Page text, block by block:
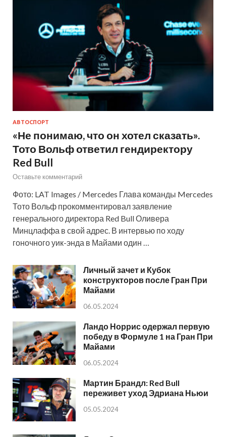
АВТОСПОРТ
«Не понимаю, что он хотел сказать».
Тото Вольф ответил гендиректору
Red Bull
Оставьте комментарий
Фото: LAT Images / Mercedes Глава команды Mercedes
Тото Вольф прокомментировал заявление
генерального директора Red Bull Оливера
Минцлаффа в свой адрес. В интервью по ходу
гоночного уик-энда в Майами один …
Личный зачет и Кубок
конструкторов после Гран При
Майами
06.05.2024
Ландо Норрис одержал первую
победу в Формуле 1 на Гран При
Майами
06.05.2024
Мартин Брандл: Red Bull
переживет уход Эдриана Ньюи
05.05.2024